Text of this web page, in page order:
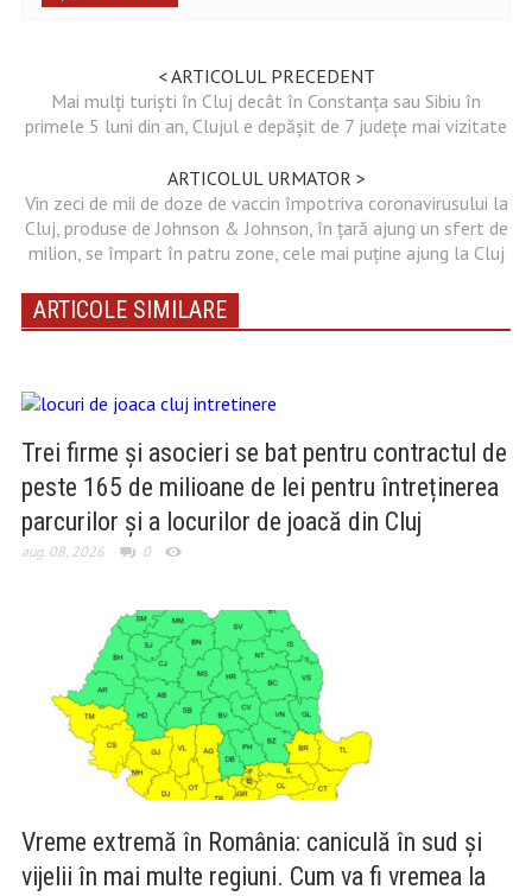
< ARTICOLUL PRECEDENT
Mai mulți turiști în Cluj decât în Constanța sau Sibiu în
primele 5 luni din an, Clujul e depășit de 7 județe mai vizitate
ARTICOLUL URMATOR >
Vin zeci de mii de doze de vaccin împotriva coronavirusului la
Cluj, produse de Johnson & Johnson, în țară ajung un sfert de
milion, se împart în patru zone, cele mai puține ajung la Cluj
ARTICOLE SIMILARE
Trei firme și asocieri se bat pentru contractul de
peste 165 de milioane de lei pentru întreținerea
parcurilor și a locurilor de joacă din Cluj
aug. 08, 2026 0
Vreme extremă în România: caniculă în sud și
vijelii în mai multe regiuni. Cum va fi vremea la